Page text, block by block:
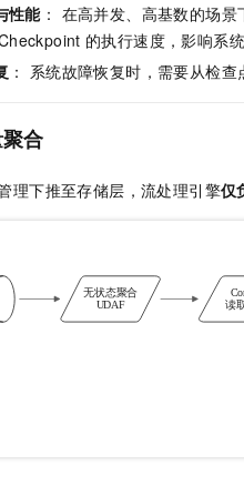
性能： 在高并发、高基数的场
的执行速度，影响系
： 系统故障恢复时，需要从检
合
理下推至存储层，流处理引擎仅